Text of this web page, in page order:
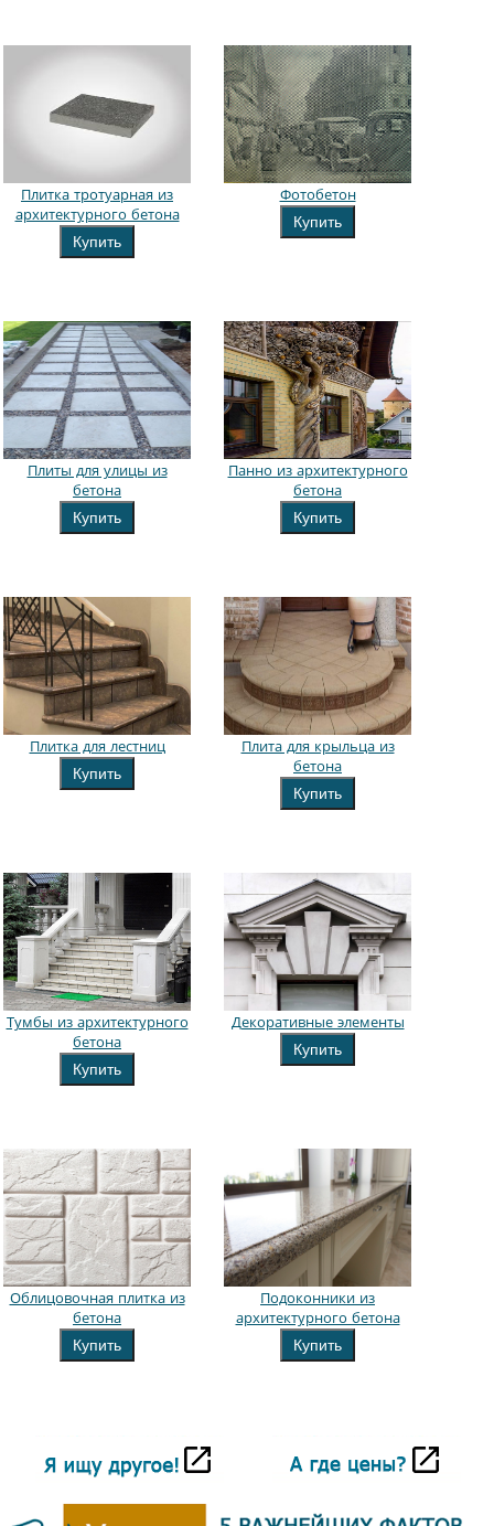
Плитка тротуарная из
архитектурного бетона
Купить
Фотобетон
Купить
Плиты для улицы из
бетона
Купить
Панно из архитектурного
бетона
Купить
Плитка для лестниц
Купить
Плита для крыльца из
бетона
Купить
Тумбы из архитектурного
бетона
Купить
Декоративные элементы
Купить
Облицовочная плитка из
бетона
Купить
Подоконники из
архитектурного бетона
Купить